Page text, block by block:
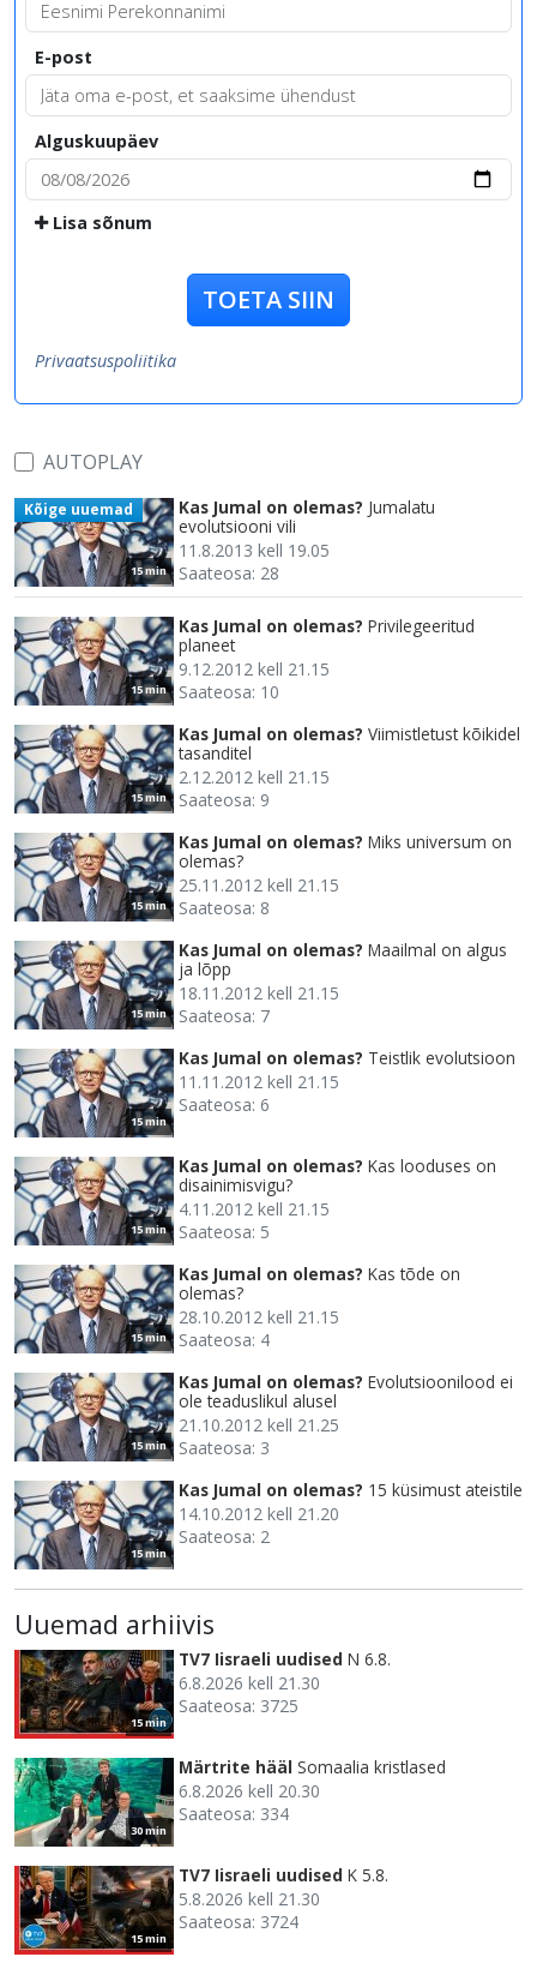
E-post
Alguskuupäev
Lisa sõnum
TOETA SIIN
Privaatsuspoliitika
AUTOPLAY
15 min
Kõige uuemad Kas Jumal on olemas? Jumalatu
evolutsiooni vili
11.8.2013 kell 19.05
Saateosa: 28
15 min
Kas Jumal on olemas? Privilegeeritud
planeet
9.12.2012 kell 21.15
Saateosa: 10
15 min
Kas Jumal on olemas? Viimistletust kõikidel
tasanditel
2.12.2012 kell 21.15
Saateosa: 9
15 min
Kas Jumal on olemas? Miks universum on
olemas?
25.11.2012 kell 21.15
Saateosa: 8
15 min
Kas Jumal on olemas? Maailmal on algus
ja lõpp
18.11.2012 kell 21.15
Saateosa: 7
15 min
Kas Jumal on olemas? Teistlik evolutsioon
11.11.2012 kell 21.15
Saateosa: 6
15 min
Kas Jumal on olemas? Kas looduses on
disainimisvigu?
4.11.2012 kell 21.15
Saateosa: 5
15 min
Kas Jumal on olemas? Kas tõde on
olemas?
28.10.2012 kell 21.15
Saateosa: 4
15 min
Kas Jumal on olemas? Evolutsioonilood ei
ole teaduslikul alusel
21.10.2012 kell 21.25
Saateosa: 3
15 min
Kas Jumal on olemas? 15 küsimust ateistile
14.10.2012 kell 21.20
Saateosa: 2
Uuemad arhiivis
15 min
TV7 Iisraeli uudised N 6.8.
6.8.2026 kell 21.30
Saateosa: 3725
30 min
Märtrite hääl Somaalia kristlased
6.8.2026 kell 20.30
Saateosa: 334
15 min
TV7 Iisraeli uudised K 5.8.
5.8.2026 kell 21.30
Saateosa: 3724